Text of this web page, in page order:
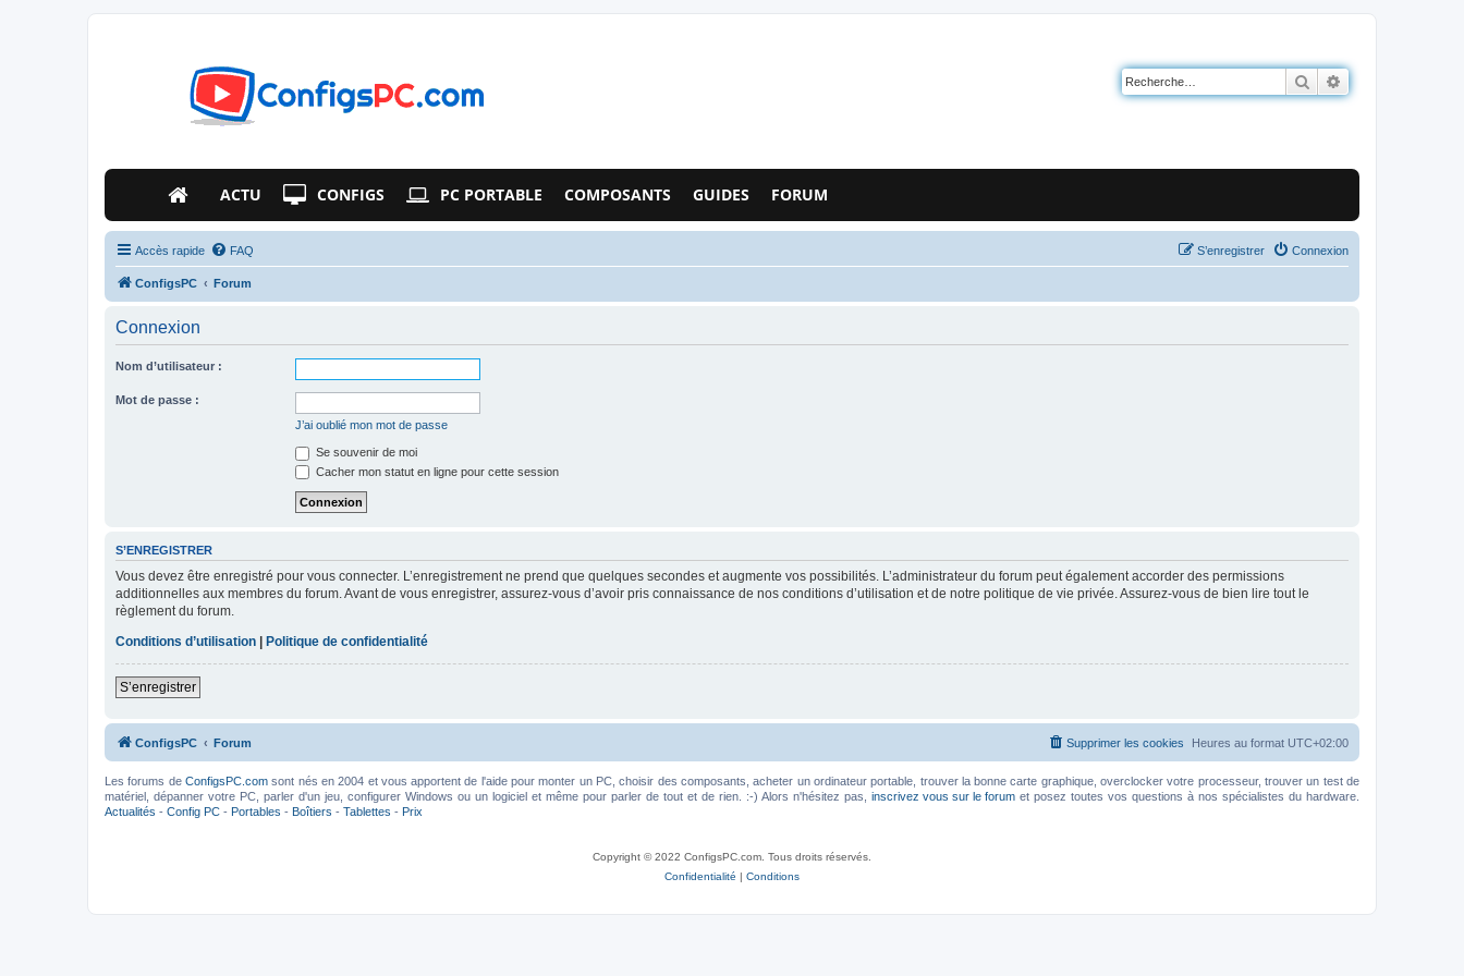
Rechercher
ACTU CONFIGS PC PORTABLE COMPOSANTS GUIDES FORUM
Accès rapide FAQ Connexion
S’enregistrer
ConfigsPC Forum
Connexion
Nom d’utilisateur :
Mot de passe :
J’ai oublié mon mot de passe
Se souvenir de moi
Cacher mon statut en ligne pour cette session
S’ENREGISTRER
Vous devez être enregistré pour vous connecter. L’enregistrement ne prend que quelques secondes et augmente vos possibilités. L’administrateur du forum peut également accorder des permissions
additionnelles aux membres du forum. Avant de vous enregistrer, assurez-vous d’avoir pris connaissance de nos conditions d’utilisation et de notre politique de vie privée. Assurez-vous de bien lire tout le
règlement du forum.
Conditions d’utilisation | Politique de confidentialité
S’enregistrer
ConfigsPC Forum Heures au format UTC+02:00
Supprimer les cookies
Les forums de ConfigsPC.comsont nés en 2004 et vous apportent de l'aide pour monter un PC, choisir des composants, acheter un ordinateur portable, trouver la bonne carte graphique, overclocker votre processeur, trouver un test de
matériel, dépanner votre PC, parler d'un jeu, configurer Windows ou un logiciel et même pour parler de tout et de rien. :-) Alors n'hésitez pas, inscrivez vous sur le forum et posez toutes vos questions à nos spécialistes du hardware.
Actualités - Config PC - Portables - Boîtiers - Tablettes - Prix
Copyright © 2022 ConfigsPC.com. Tous droits réservés.
Confidentialité | Conditions